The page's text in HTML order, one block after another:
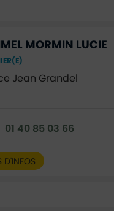
MORMIN LUCIE
Jean Grandel
01 40 85 03 66
D'INFOS